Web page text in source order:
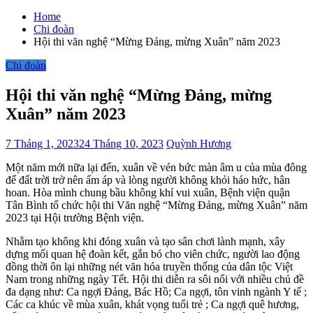
Home
Chi đoàn
Hội thi văn nghệ “Mừng Đảng, mừng Xuân” năm 2023
Chi đoàn
Hội thi văn nghệ “Mừng Đảng, mừng
Xuân” năm 2023
7 Tháng 1, 202324 Tháng 10, 2023 Quỳnh Hương
Một năm mới nữa lại đến, xuân về vén bức màn âm u của mùa đông
để đất trời trở nên ấm áp và lòng người không khỏi háo hức, hân
hoan. Hòa mình chung bầu không khí vui xuân, Bệnh viện quận
Tân Bình tổ chức hội thi Văn nghệ “Mừng Đảng, mừng Xuân” năm
2023 tại Hội trường Bệnh viện.
Nhằm tạo không khi đóng xuân và tạo sân chơi lành mạnh, xây
dựng mối quan hệ đoàn kết, gắn bó cho viên chức, người lao động
đồng thời ôn lại những nét văn hóa truyền thống của dân tộc Việt
Nam trong những ngày Tết. Hội thi diễn ra sôi nổi với nhiều chủ đề
đa dạng như: Ca ngợi Đảng, Bác Hồ; Ca ngợi, tôn vinh ngành Y tế ;
Các ca khúc về mùa xuân, khát vọng tuổi trẻ ; Ca ngợi quê hương,